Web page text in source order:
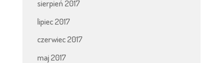
sierpień 2017
lipiec 2017
czerwiec 2017
maj 2017